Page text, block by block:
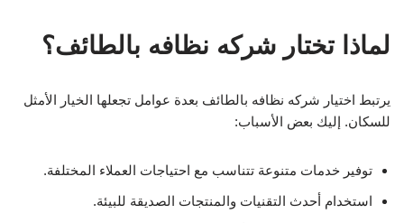
لماذا تختار شركه نظافه بالطائف؟
يرتبط اختيار شركه نظافه بالطائف بعدة عوامل تجعلها الخيار الأمثل
للسكان. إليك بعض الأسباب:
توفير خدمات متنوعة تتناسب مع احتياجات العملاء المختلفة.
استخدام أحدث التقنيات والمنتجات الصديقة للبيئة.